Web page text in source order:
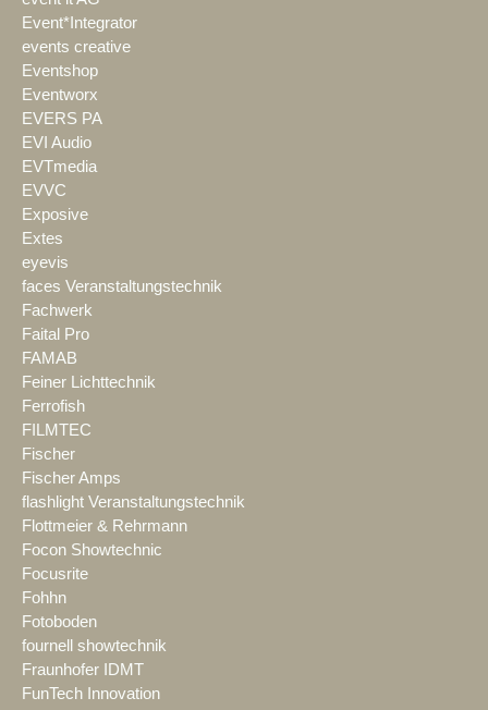
Event*Integrator
events creative
Eventshop
Eventworx
EVERS PA
EVI Audio
EVTmedia
EVVC
Exposive
Extes
eyevis
faces Veranstaltungstechnik
Fachwerk
Faital Pro
FAMAB
Feiner Lichttechnik
Ferrofish
FILMTEC
Fischer
Fischer Amps
flashlight Veranstaltungstechnik
Flottmeier & Rehrmann
Focon Showtechnic
Focusrite
Fohhn
Fotoboden
fournell showtechnik
Fraunhofer IDMT
FunTech Innovation